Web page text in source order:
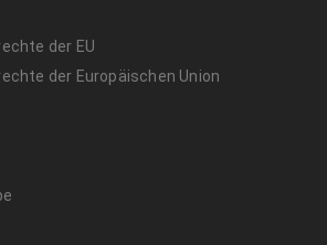
der EU
der Europäischen Union